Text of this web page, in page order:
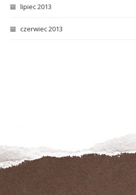
lipiec 2013
czerwiec 2013